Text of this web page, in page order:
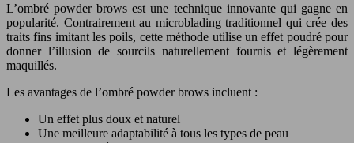
L’ombré powder brows est une technique innovante qui gagne en
popularité. Contrairement au microblading traditionnel qui crée des
traits fins imitant les poils, cette méthode utilise un effet poudré pour
donner l’illusion de sourcils naturellement fournis et légèrement
maquillés.
Les avantages de l’ombré powder brows incluent :
Un effet plus doux et naturel
Une meilleure adaptabilité à tous les types de peau